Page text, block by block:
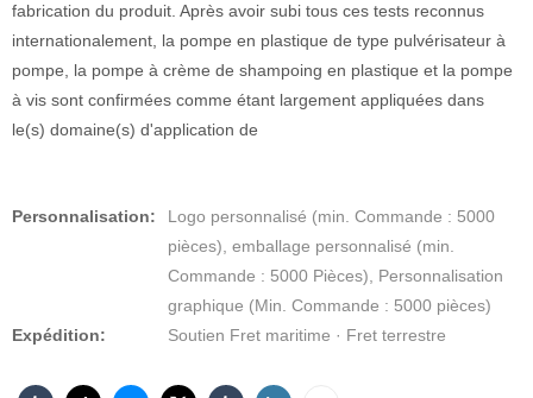
fabrication du produit. Après avoir subi tous ces tests reconnus
internationalement, la pompe en plastique de type pulvérisateur à
pompe, la pompe à crème de shampoing en plastique et la pompe
à vis sont confirmées comme étant largement appliquées dans
le(s) domaine(s) d'application de
Personnalisation:
Logo personnalisé (min. Commande : 5000
pièces), emballage personnalisé (min.
Commande : 5000 Pièces), Personnalisation
graphique (Min. Commande : 5000 pièces)
Expédition:
Soutien Fret maritime · Fret terrestre